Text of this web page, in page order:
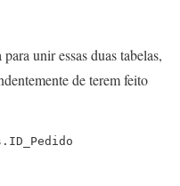
unir essas duas tabelas,
de terem feito